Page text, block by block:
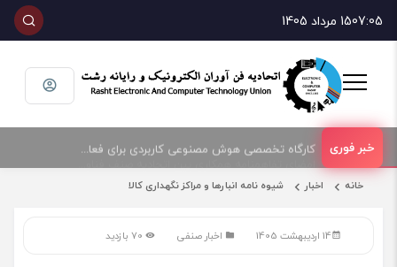
07:0515 مرداد 1405
کارگاه تخصصی هوش مصنوعی کاربردی برای فعالان حوزه فناوری و فروش تجهیزات الکترونیک و رایانه
امضای تفاهمنامه همکاری بین اتحادیه صنف فناوران الکترونیک و رایانه شهرستان رشت و پارک علم و فناوری گیلان
خانه اخبار شیوه نامه انبارها و مراکز نگهداری کالا
14 اردیبهشت 1405 اخبار صنفی